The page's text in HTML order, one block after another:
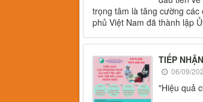
trọng tâm là tăng cường
phủ Việt Nam đã thành lập
TIẾP
06/09/
"Hiệu quả